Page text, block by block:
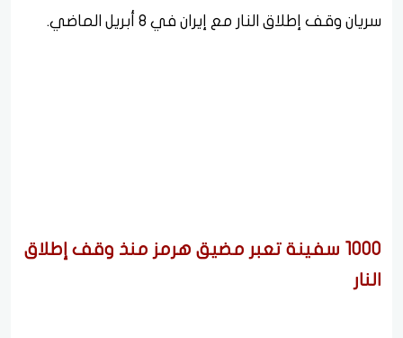
سريان وقف إطلاق النار مع إيران في 8 أبريل الماضي.
1000 سفينة تعبر مضيق هرمز منذ وقف إطلاق
النار